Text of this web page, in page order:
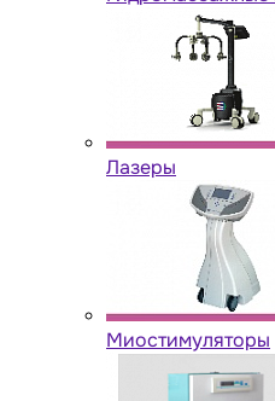
Лазеры
Миостимуляторы